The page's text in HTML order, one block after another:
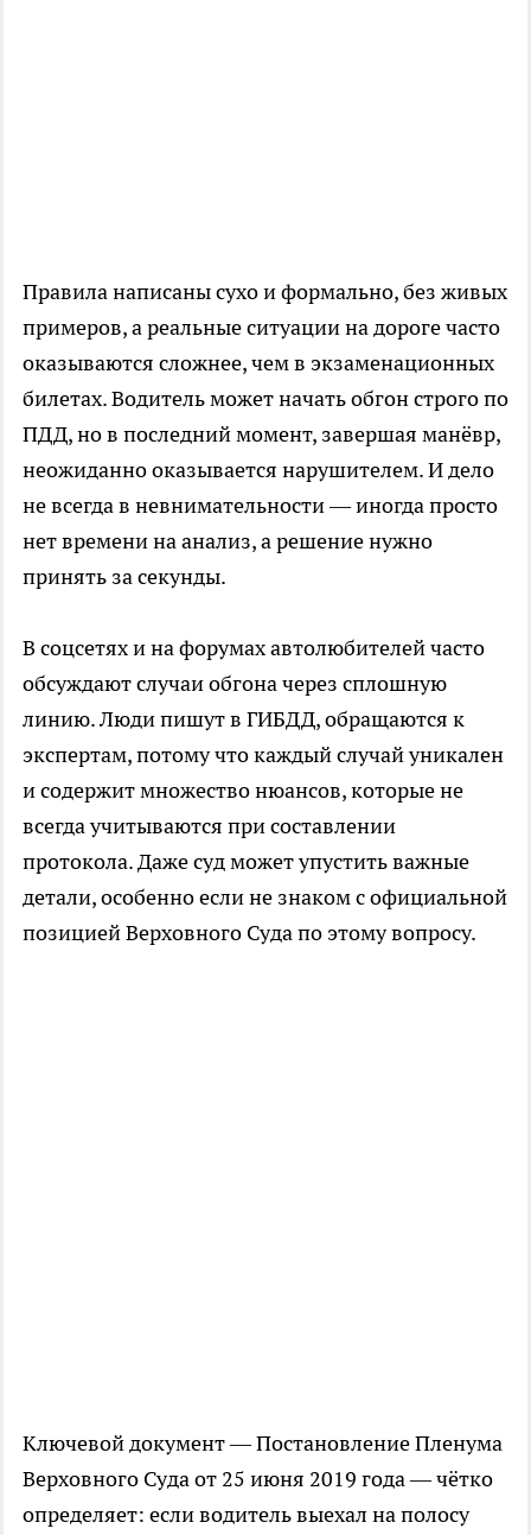
Правила написаны сухо и формально, без живых
примеров, а реальные ситуации на дороге часто
оказываются сложнее, чем в экзаменационных
билетах. Водитель может начать обгон строго по
ПДД, но в последний момент, завершая манёвр,
неожиданно оказывается нарушителем. И дело
не всегда в невнимательности — иногда просто
нет времени на анализ, а решение нужно
принять за секунды.
В соцсетях и на форумах автолюбителей часто
обсуждают случаи обгона через сплошную
линию. Люди пишут в ГИБДД, обращаются к
экспертам, потому что каждый случай уникален
и содержит множество нюансов, которые не
всегда учитываются при составлении
протокола. Даже суд может упустить важные
детали, особенно если не знаком с официальной
позицией Верховного Суда по этому вопросу.
Ключевой документ — Постановление Пленума
Верховного Суда от 25 июня 2019 года — чётко
определяет: если водитель выехал на полосу